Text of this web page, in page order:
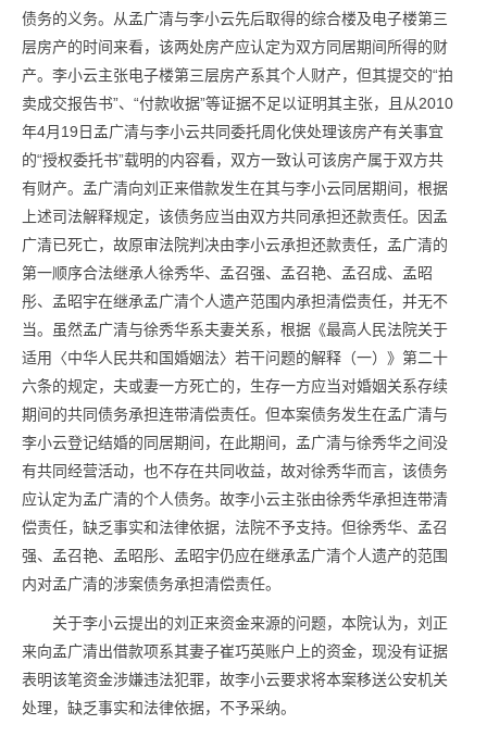
债务的义务。从孟广清与李小云先后取得的综合楼及电子楼第三
层房产的时间来看，该两处房产应认定为双方同居期间所得的财
产。李小云主张电子楼第三层房产系其个人财产，但其提交的“拍
卖成交报告书”、“付款收据”等证据不足以证明其主张，且从2010
年4月19日孟广清与李小云共同委托周化侠处理该房产有关事宜
的“授权委托书”载明的内容看，双方一致认可该房产属于双方共
有财产。孟广清向刘正来借款发生在其与李小云同居期间，根据
上述司法解释规定，该债务应当由双方共同承担还款责任。因孟
广清已死亡，故原审法院判决由李小云承担还款责任，孟广清的
第一顺序合法继承人徐秀华、孟召强、孟召艳、孟召成、孟昭
彤、孟昭宇在继承孟广清个人遗产范围内承担清偿责任，并无不
当。虽然孟广清与徐秀华系夫妻关系，根据《最高人民法院关于
适用〈中华人民共和国婚姻法〉若干问题的解释（一）》第二十
六条的规定，夫或妻一方死亡的，生存一方应当对婚姻关系存续
期间的共同债务承担连带清偿责任。但本案债务发生在孟广清与
李小云登记结婚的同居期间，在此期间，孟广清与徐秀华之间没
有共同经营活动，也不存在共同收益，故对徐秀华而言，该债务
应认定为孟广清的个人债务。故李小云主张由徐秀华承担连带清
偿责任，缺乏事实和法律依据，法院不予支持。但徐秀华、孟召
强、孟召艳、孟昭彤、孟昭宇仍应在继承孟广清个人遗产的范围
内对孟广清的涉案债务承担清偿责任。
关于李小云提出的刘正来资金来源的问题，本院认为，刘正
来向孟广清出借款项系其妻子崔巧英账户上的资金，现没有证据
表明该笔资金涉嫌违法犯罪，故李小云要求将本案移送公安机关
处理，缺乏事实和法律依据，不予采纳。